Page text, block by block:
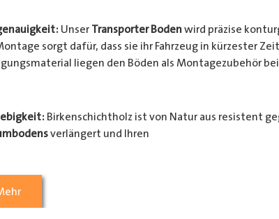
Unser Transporter Bodenwird präzise
sorgt dafür, dass sie ihr Fahrzeug in kürzester
liegen den Böden als Montagezubehör
Birkenschichtholz ist von Natur aus resistent
verlängert und Ihren